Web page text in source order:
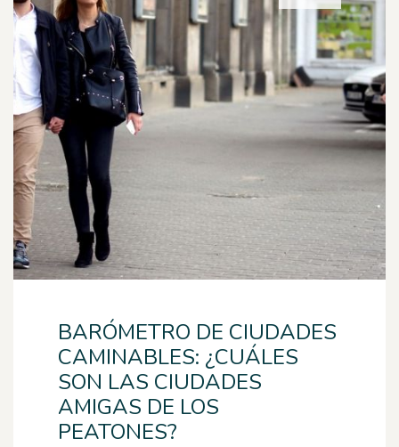
BARÓMETRO DE CIUDADES
CAMINABLES: ¿CUÁLES
SON LAS CIUDADES
AMIGAS DE LOS
PEATONES?